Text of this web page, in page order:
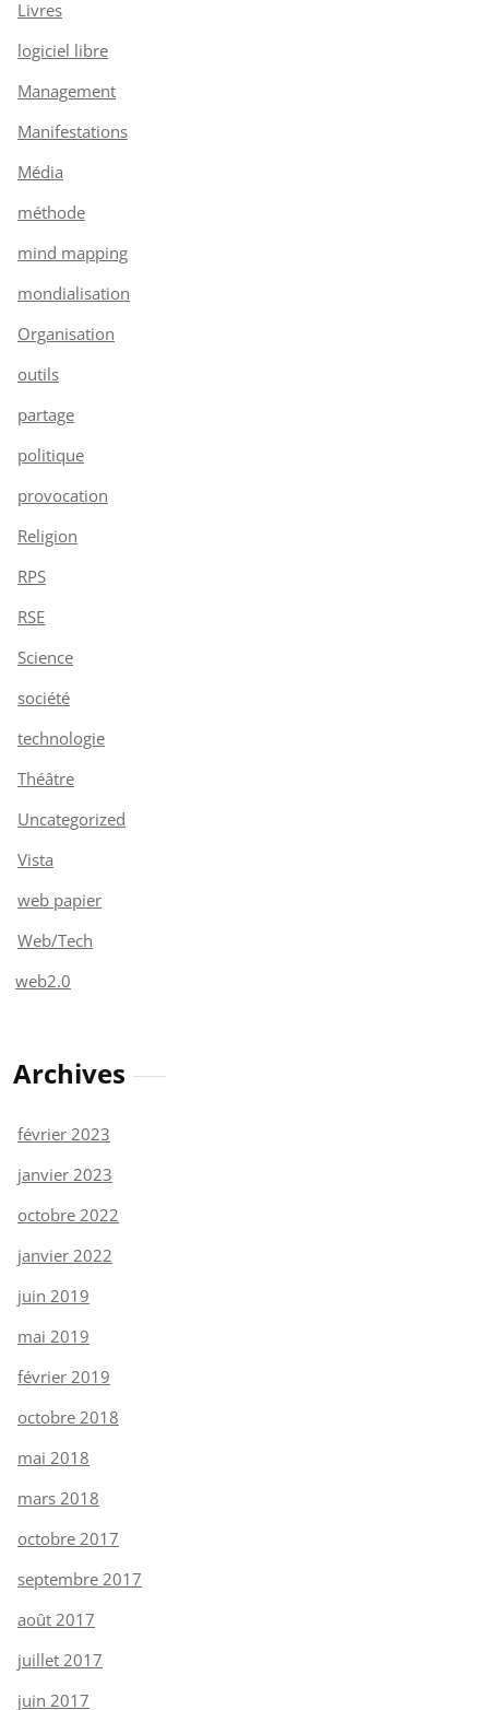
Livres
logiciel libre
Management
Manifestations
Média
méthode
mind mapping
mondialisation
Organisation
outils
partage
politique
provocation
Religion
RPS
RSE
Science
société
technologie
Théâtre
Uncategorized
Vista
web papier
Web/Tech
web2.0
Archives
février 2023
janvier 2023
octobre 2022
janvier 2022
juin 2019
mai 2019
février 2019
octobre 2018
mai 2018
mars 2018
octobre 2017
septembre 2017
août 2017
juillet 2017
juin 2017